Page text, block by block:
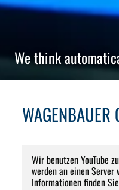
We think
WAGENBAUER
Wir benutzen YouTube
werden an einen
Informationen finden